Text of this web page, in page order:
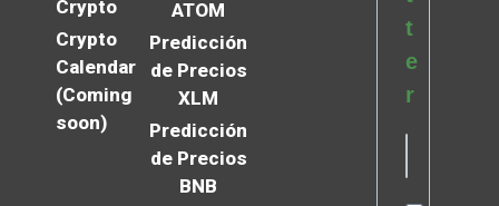
Crypto
Crypto
Calendar
(Coming
soon)
ATOM
Predicción
de Precios
XLM
Predicción
de Precios
BNB
t
e
r